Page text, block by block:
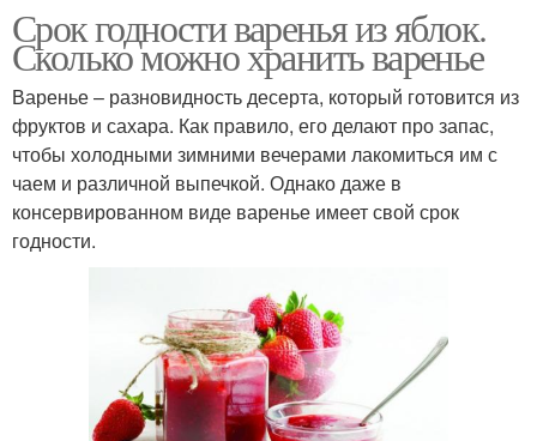
Срок годности варенья из яблок.
Сколько можно хранить варенье
Варенье – разновидность десерта, который готовится из
фруктов и сахара. Как правило, его делают про запас,
чтобы холодными зимними вечерами лакомиться им с
чаем и различной выпечкой. Однако даже в
консервированном виде варенье имеет свой срок
годности.